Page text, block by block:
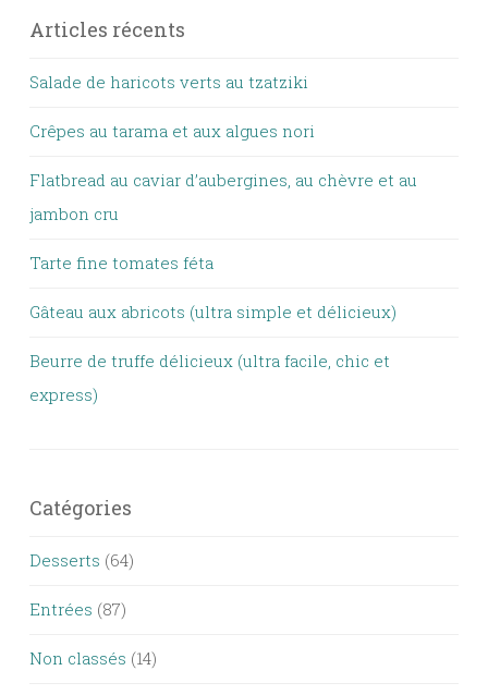
Articles récents
Salade de haricots verts au tzatziki
Crêpes au tarama et aux algues nori
Flatbread au caviar d’aubergines, au chèvre et au
jambon cru
Tarte fine tomates féta
Gâteau aux abricots (ultra simple et délicieux)
Beurre de truffe délicieux (ultra facile, chic et
express)
Catégories
Desserts (64)
Entrées (87)
Non classés (14)